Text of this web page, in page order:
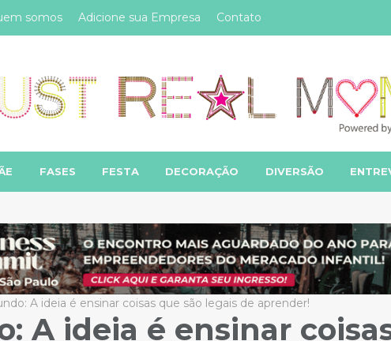
somos Adicione sua Empresa Contato
FASES FESTA DECORAÇÃO DIVERSÃO
A ideia é ensinar coisas que são legais de aprender!
A ideia é ensinar